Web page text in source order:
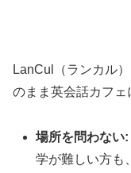
LanCul（ランカル
のまま英会話カフェ
場所を問わない:
学が難しい方も